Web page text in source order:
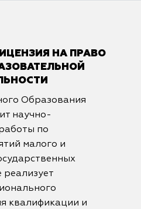
НА ПРАВО
Образования
научно-
по
малого и
реализует
квалификации и